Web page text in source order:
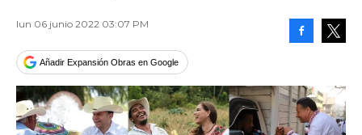
lun 06 junio 2022 03:07 PM
Añadir Expansión Obras en Google